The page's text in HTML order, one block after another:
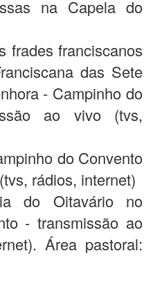
na Capela do
frades franciscanos
das Sete
- Campinho do
ao vivo (tvs,
do Convento
rádios, internet)
do Oitavário no
- transmissão ao
Área pastoral: